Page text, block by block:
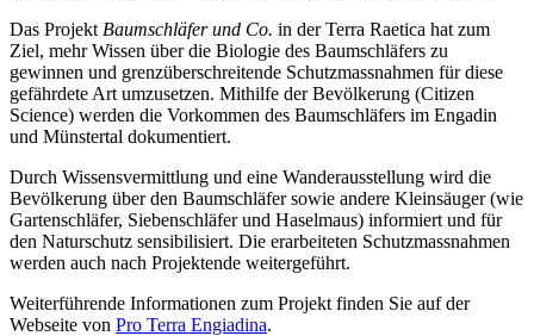
Das Projekt Baumschläfer und Co. in der Terra Raetica hat zum
Ziel, mehr Wissen über die Biologie des Baumschläfers zu
gewinnen und grenzüberschreitende Schutzmassnahmen für diese
gefährdete Art umzusetzen. Mithilfe der Bevölkerung (Citizen
Science) werden die Vorkommen des Baumschläfers im Engadin
und Münstertal dokumentiert.
Durch Wissensvermittlung und eine Wanderausstellung wird die
Bevölkerung über den Baumschläfer sowie andere Kleinsäuger (wie
Gartenschläfer, Siebenschläfer und Haselmaus) informiert und für
den Naturschutz sensibilisiert. Die erarbeiteten Schutzmassnahmen
werden auch nach Projektende weitergeführt.
Weiterführende Informationen zum Projekt finden Sie auf der
Webseite von Pro Terra Engiadina.